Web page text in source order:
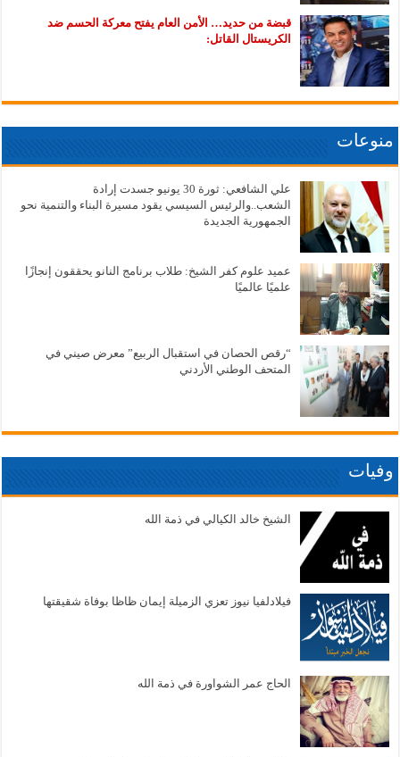
قبضة من حديد… الأمن العام يفتح معركة الحسم ضد
الكريستال القاتل:
منوعات
علي الشافعي: ثورة 30 يونيو جسدت إرادة
الشعب..والرئيس السيسي يقود مسيرة البناء والتنمية نحو
الجمهورية الجديدة
عميد علوم كفر الشيخ: طلاب برنامج النانو يحققون إنجازًا
علميًا عالميًا
“رقص الحصان في استقبال الربيع” معرض صيني في
المتحف الوطني الأردني
وفيات
الشيخ خالد الكيالي في ذمة الله
فيلادلفيا نيوز تعزي الزميلة إيمان ظاظا بوفاة شقيقتها
الحاج عمر الشواورة في ذمة الله